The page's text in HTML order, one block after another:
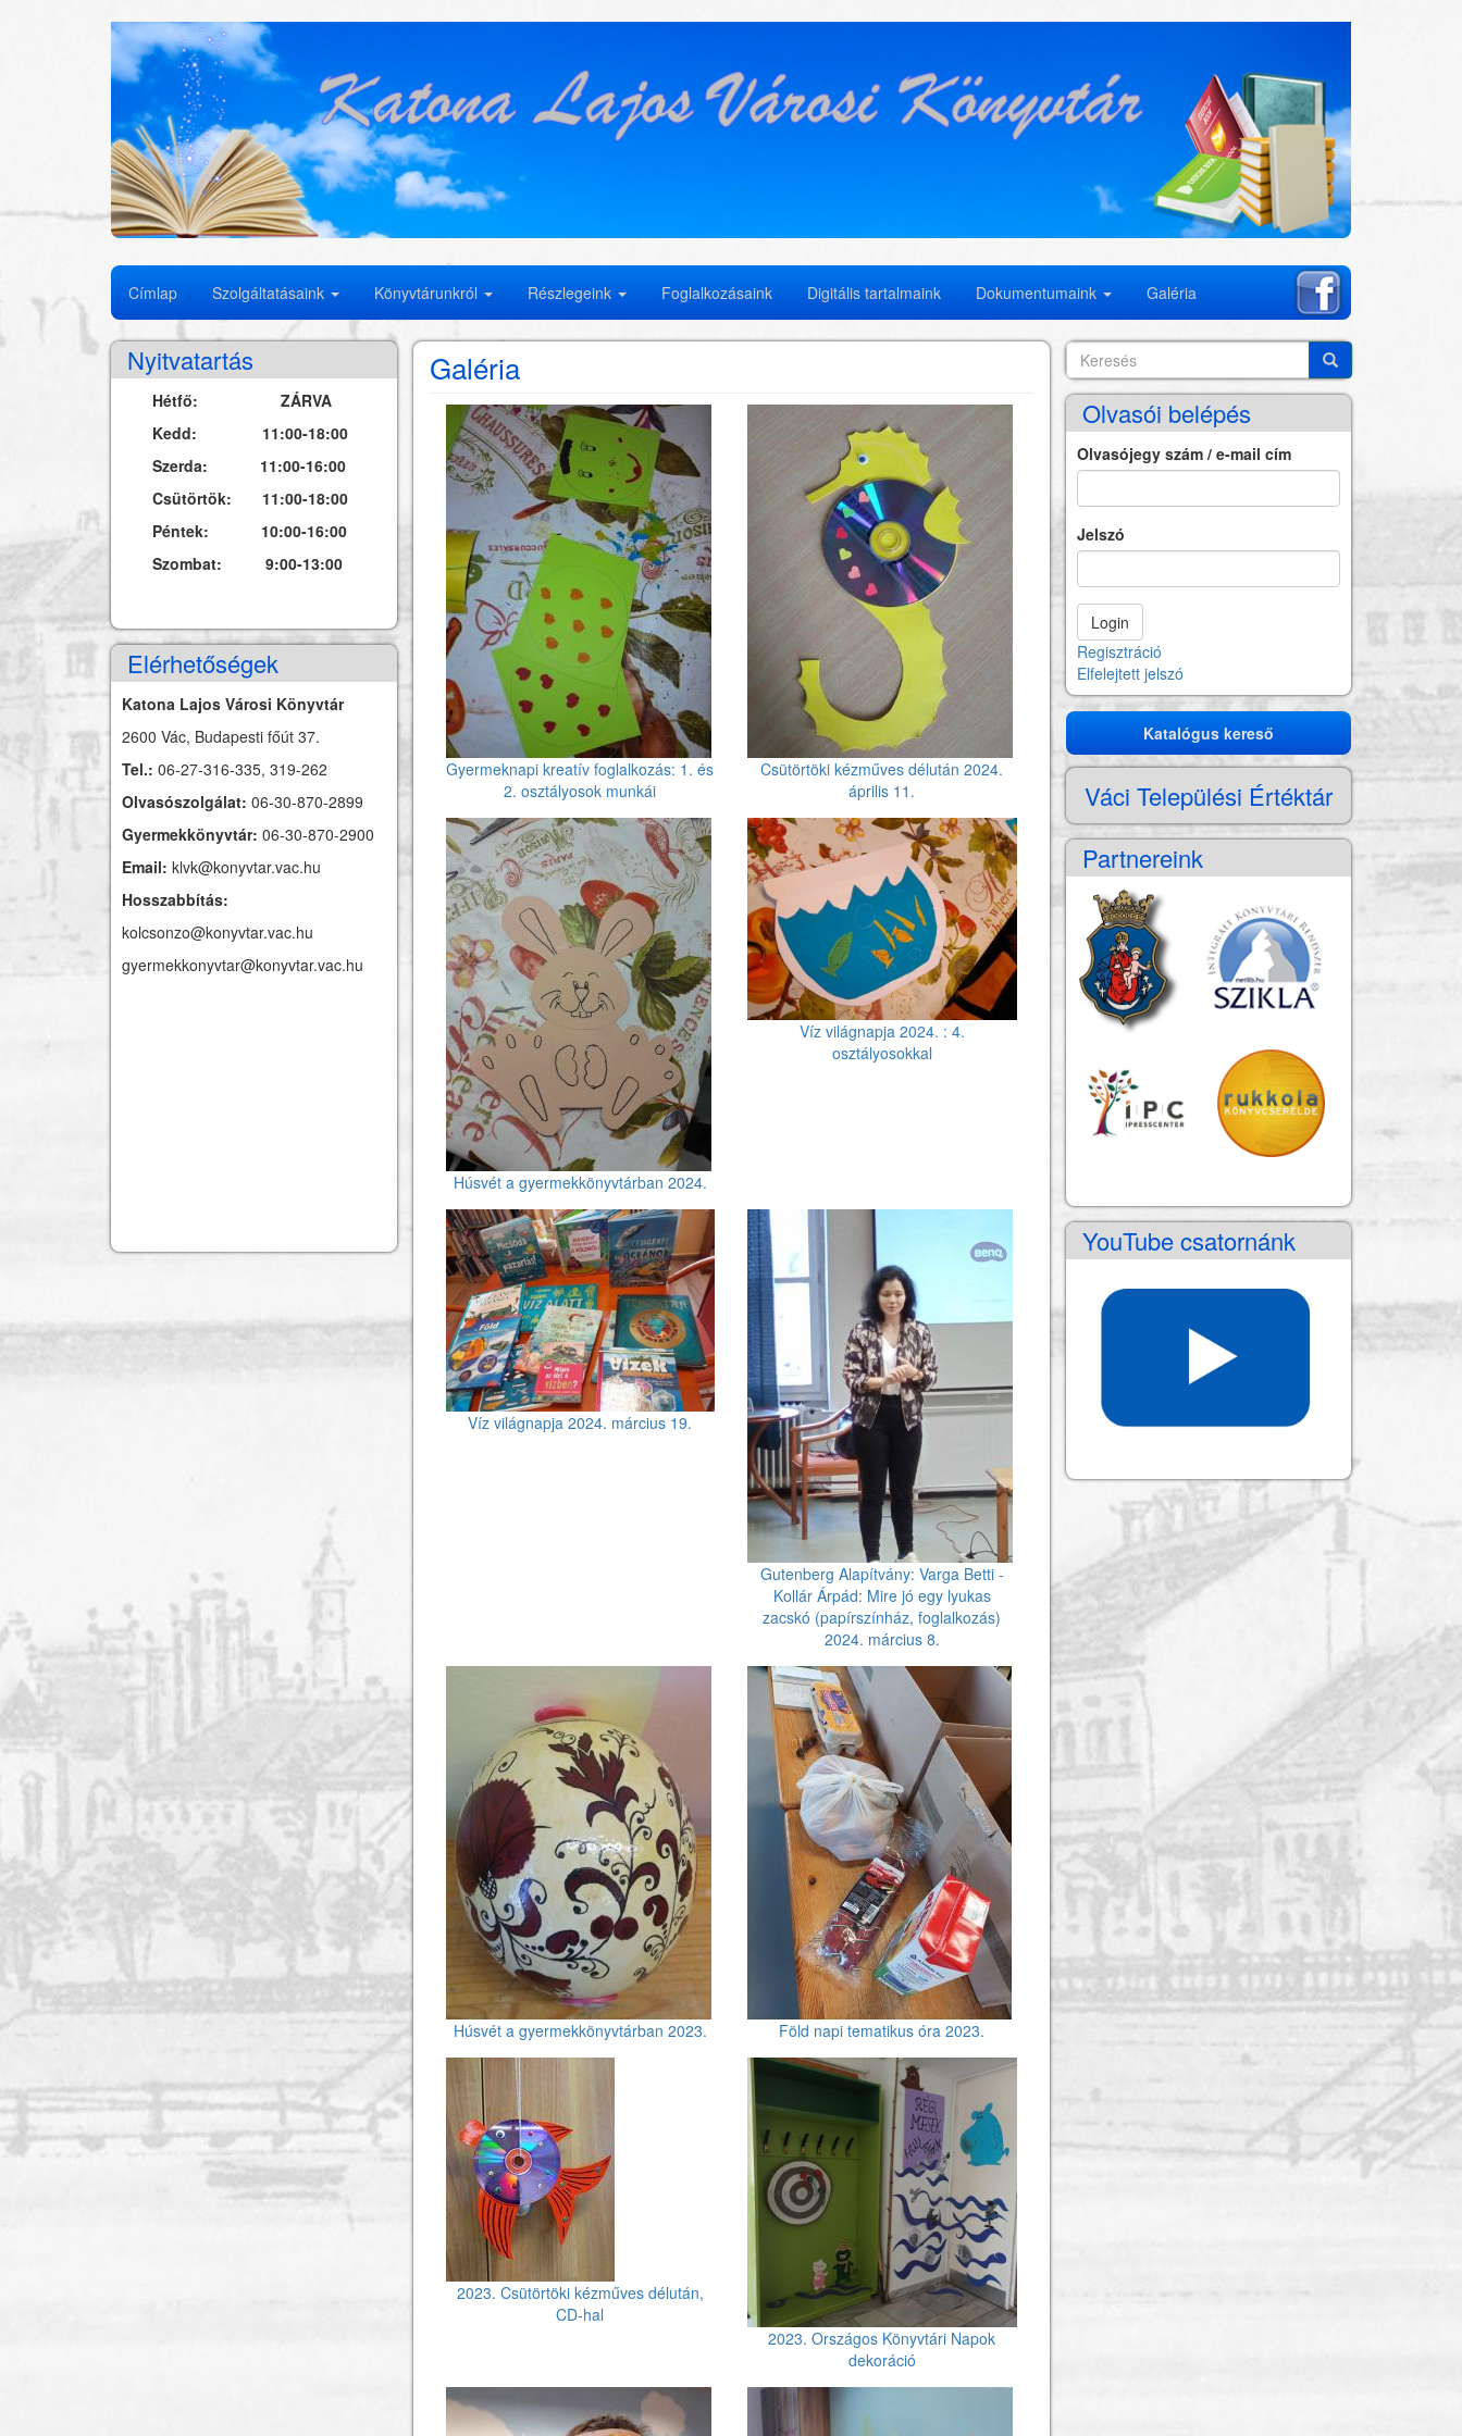
Fő
navigáció
Címlap Szolgáltatásaink Könyvtárunkról Részlegeink Foglalkozásaink Digitális tartalmaink Dokumentumaink Galéria
Nyitvatartás
Hétfő: ZÁRVA
Kedd: 11:00-18:00
Szerda: 11:00-16:00
Csütörtök: 11:00-18:00
Péntek: 10:00-16:00
Szombat: 9:00-13:00
Elérhetőségek
Katona Lajos Városi Könyvtár
2600 Vác, Budapesti főút 37.
Tel.: 06-27-316-335, 319-262
Olvasószolgálat: 06-30-870-2899
Gyermekkönyvtár: 06-30-870-2900
Email: klvk@konyvtar.vac.hu
Hosszabbítás:
kolcsonzo@konyvtar.vac.hu
gyermekkonyvtar@konyvtar.vac.hu
Galéria
Gyermeknapi kreatív foglalkozás: 1. és
2. osztályosok munkái
Csütörtöki kézműves délután 2024.
április 11.
Húsvét a gyermekkönyvtárban 2024.
Víz világnapja 2024. : 4.
osztályosokkal
Víz világnapja 2024. március 19.
Gutenberg Alapítvány: Varga Betti -
Kollár Árpád: Mire jó egy lyukas
zacskó (papírszínház, foglalkozás)
2024. március 8.
Húsvét a gyermekkönyvtárban 2023. Föld napi tematikus óra 2023.
2023. Csütörtöki kézműves délután,
CD-hal
2023. Országos Könyvtári Napok
dekoráció
Search
Keresés Keresés
Olvasói belépés
Olvasójegy szám / e-mail cím
Jelszó
Regisztráció
Elfelejtett jelszó
Katalógus
kereső
Katalógus kereső
Váci Települési Értéktár
Partnereink
YouTube csatornánk